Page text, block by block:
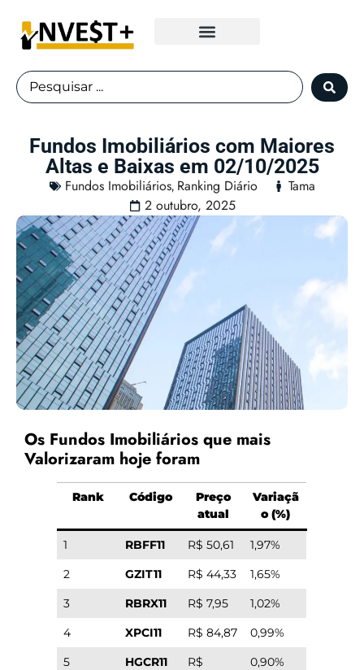
Fundos Imobiliários com Maiores
Altas e Baixas em 02/10/2025
Fundos Imobiliários, Ranking Diário
Tama
2 outubro, 2025
Os Fundos Imobiliários que mais
Valorizaram hoje foram
Rank Código
Preço
atual
Variaçã
o (%)
1 RBFF11 R$ 50,61
1,97%
2
GZIT11 R$ 44,33
1,65%
3
RBRX11 R$ 7,95
1,02%
4
XPCI11 R$ 84,87
0,99%
5
HGCR11
R$
0,90%